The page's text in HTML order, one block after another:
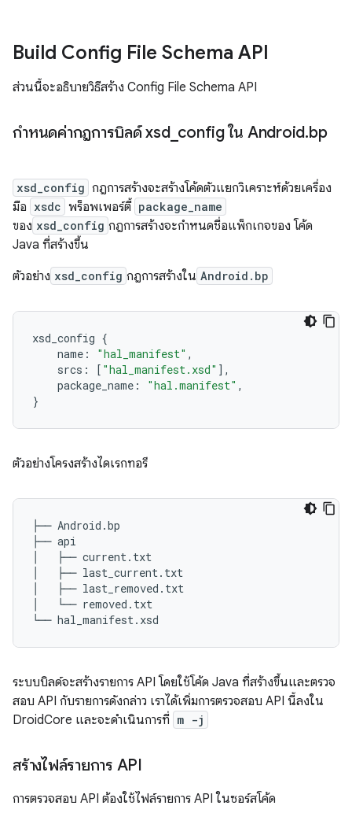
Build Config File Schema API
ส่วนนี้จะอธิบายวิธีสร้าง Config File Schema API
กำหนดค่ากฎการบิลด์ xsd_ config ใน Android.bp
xsd_config กฎการสร้างจะสร้างโค้ดตัวแยกวิเคราะห์ด้วยเครื่อง
มือ xsdc พร็อพเพอร์ตี้ package_name
ของ xsd_config กฎการสร้างจะกำหนดชื่อแพ็กเกจของ โค้ด
Java ที่สร้างขึ้น
ตัวอย่าง xsd_config กฎการสร้างใน Android.bp
xsd_config {
name : "hal_manifest" ,
srcs : [ "hal_manifest.xsd" ],
package_name : "hal.manifest" ,
}
ตัวอย่างโครงสร้างไดเรกทอรี
├── Android.bp
├── api
│   ├── current.txt
│   ├── last_current.txt
│   ├── last_removed.txt
│   └── removed.txt
ระบบบิลด์จะสร้างรายการ API โดยใช้โค้ด Java ที่สร้างขึ้นและตรวจ
สอบ API กับรายการดังกล่าว เราได้เพิ่มการตรวจสอบ API นี้ลงใน
DroidCore และจะดำเนินการที่ m -j
สร้างไฟล์รายการ API
การตรวจสอบ API ต้องใช้ไฟล์รายการ API ในซอร์สโค้ด